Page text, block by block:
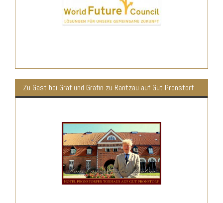
Zu Gast bei Graf und Gräfin zu Rantzau auf Gut Pronstorf